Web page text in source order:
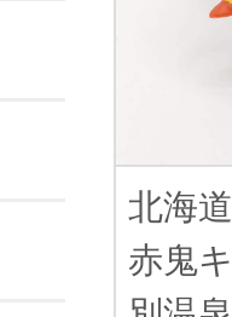
北海道
赤鬼